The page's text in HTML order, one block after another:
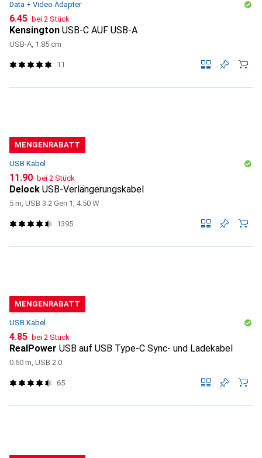
Data + Video Adapter
CHF
6.45 bei 2 Stück
Kensington USB-C AUF USB-A
USB-A, 1.85 cm
11
MENGENRABATT
USB Kabel
CHF
11.90 bei 2 Stück
Delock USB-Verlängerungskabel
5 m, USB 3.2 Gen 1, 4.50 W
1395
MENGENRABATT
USB Kabel
CHF
4.85 bei 2 Stück
RealPower USB auf USB Type-C Sync- und Ladekabel
0.60 m, USB 2.0
65